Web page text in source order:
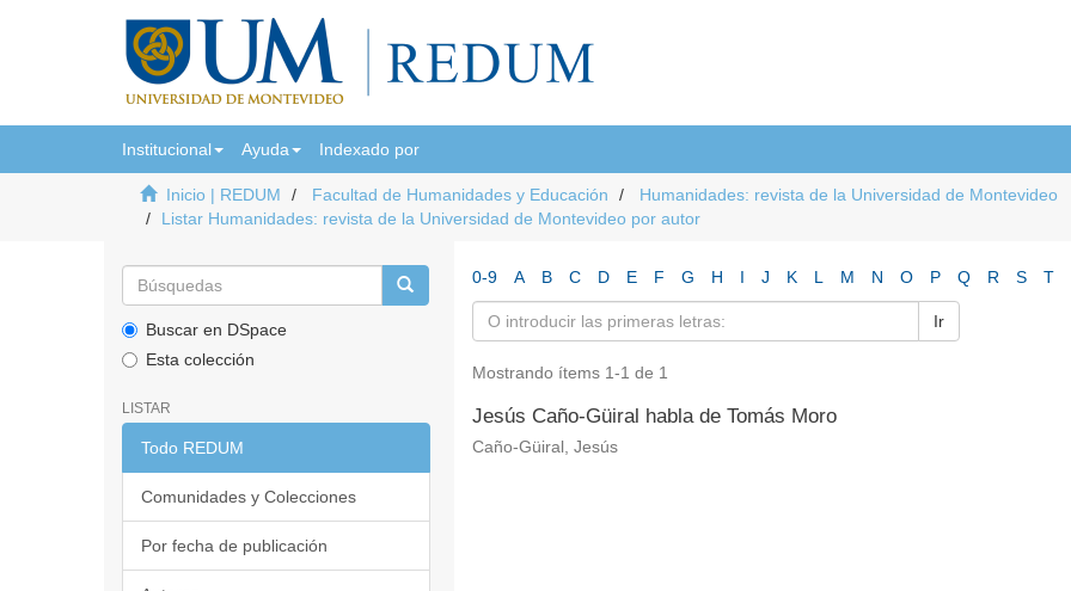
Institucional Ayuda Indexado por
Inicio | REDUM Facultad de Humanidades y Educación
Humanidades: revista de la Universidad de Montevideo
Listar Humanidades: revista de la Universidad de Montevideo por autor
Buscar en DSpace
Esta colección
LISTAR
Todo REDUM
Comunidades y Colecciones
Por fecha de publicación
0-9 A B C D E F G H I J K L M N O P Q R S T
Ir
Mostrando ítems 1-1 de 1
Jesús Caño-Güiral habla de Tomás Moro
Caño-Güiral, Jesús